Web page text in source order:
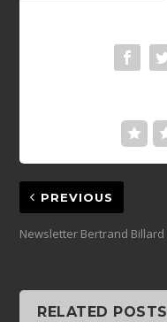
PREVIOUS
RELATED POSTS